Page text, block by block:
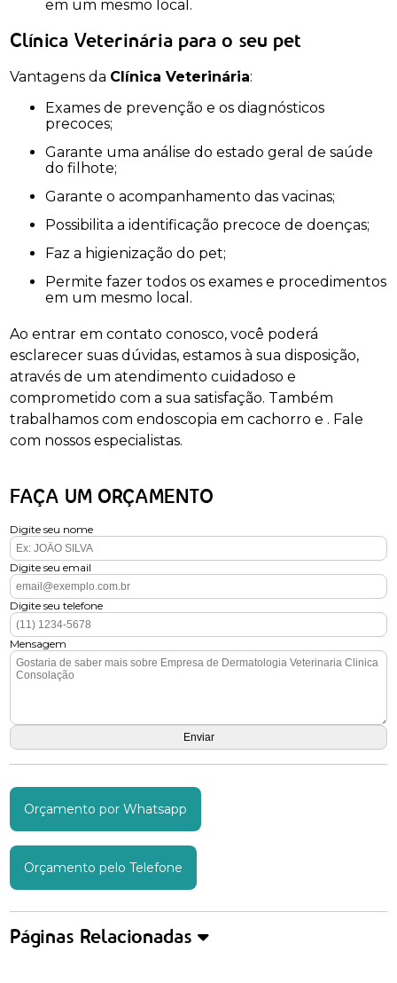
em um mesmo local.
Clínica Veterinária para o seu pet
Vantagens da Clínica Veterinária:
Exames de prevenção e os diagnósticos
precoces;
Garante uma análise do estado geral de saúde
do filhote;
Garante o acompanhamento das vacinas;
Possibilita a identificação precoce de doenças;
Faz a higienização do pet;
Permite fazer todos os exames e procedimentos
em um mesmo local.
Ao entrar em contato conosco, você poderá
esclarecer suas dúvidas, estamos à sua disposição,
através de um atendimento cuidadoso e
comprometido com a sua satisfação. Também
trabalhamos com endoscopia em cachorro e . Fale
com nossos especialistas.
FAÇA UM ORÇAMENTO
Digite seu nome
Digite seu email
Digite seu telefone
Mensagem
Orçamento por Whatsapp
Orçamento pelo Telefone
Páginas Relacionadas